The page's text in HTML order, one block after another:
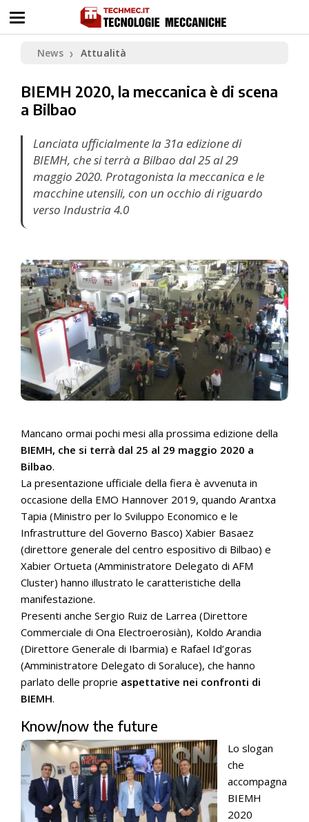
News ❯ Attualità
BIEMH 2020, la meccanica è di scena
a Bilbao
Lanciata ufficialmente la 31a edizione di
BIEMH, che si terrà a Bilbao dal 25 al 29
maggio 2020. Protagonista la meccanica e le
macchine utensili, con un occhio di riguardo
verso Industria 4.0
Mancano ormai pochi mesi alla prossima edizione della
BIEMH, che si terrà dal 25 al 29 maggio 2020 a
Bilbao.
La presentazione ufficiale della fiera è avvenuta in
occasione della EMO Hannover 2019, quando Arantxa
Tapia (Ministro per lo Sviluppo Economico e le
Infrastrutture del Governo Basco) Xabier Basaez
(direttore generale del centro espositivo di Bilbao) e
Xabier Ortueta (Amministratore Delegato di AFM
Cluster) hanno illustrato le caratteristiche della
manifestazione.
Presenti anche Sergio Ruiz de Larrea (Direttore
Commerciale di Ona Electroerosiàn), Koldo Arandia
(Direttore Generale di Ibarmia) e Rafael Id’goras
(Amministratore Delegato di Soraluce), che hanno
parlato delle proprie aspettative nei confronti di
BIEMH.
Know/now the future
Lo slogan
che
accompagna
BIEMH
2020